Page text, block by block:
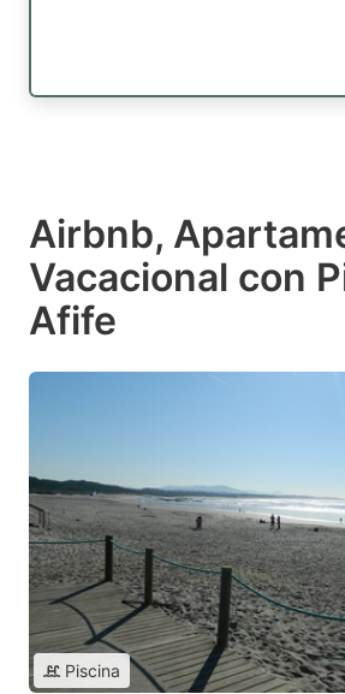
Airbnb,
Vacacional con
Afife
Piscina